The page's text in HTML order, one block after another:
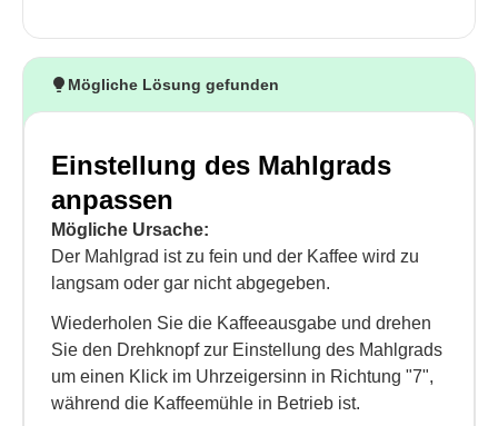
Mögliche Lösung gefunden
Einstellung des Mahlgrads
anpassen
Mögliche Ursache:
Der Mahlgrad ist zu fein und der Kaffee wird zu
langsam oder gar nicht abgegeben.
Wiederholen Sie die Kaffeeausgabe und drehen
Sie den Drehknopf zur Einstellung des Mahlgrads
um einen Klick im Uhrzeigersinn in Richtung "7",
während die Kaffeemühle in Betrieb ist.